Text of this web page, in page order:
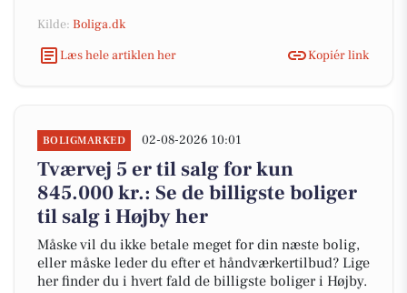
Kilde: Boliga.dk
Læs hele artiklen her
Kopiér link
BOLIGMARKED 02-08-2026 10:01
Tværvej 5 er til salg for kun
845.000 kr.: Se de billigste boliger
til salg i Højby her
Måske vil du ikke betale meget for din næste bolig,
eller måske leder du efter et håndværkertilbud? Lige
her finder du i hvert fald de billigste boliger i Højby.